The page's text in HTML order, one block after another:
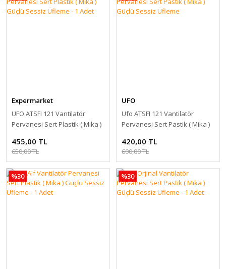
Expermarket
UFO ATSFI 121 Vantilatör
Pervanesi Sert Plastik ( Mika )
455,00 TL
650,00 TL
UFO
Ufo ATSFI 121 Vantilatör
Pervanesi Sert Pastik ( Mika )
420,00 TL
600,00 TL
%30 %30